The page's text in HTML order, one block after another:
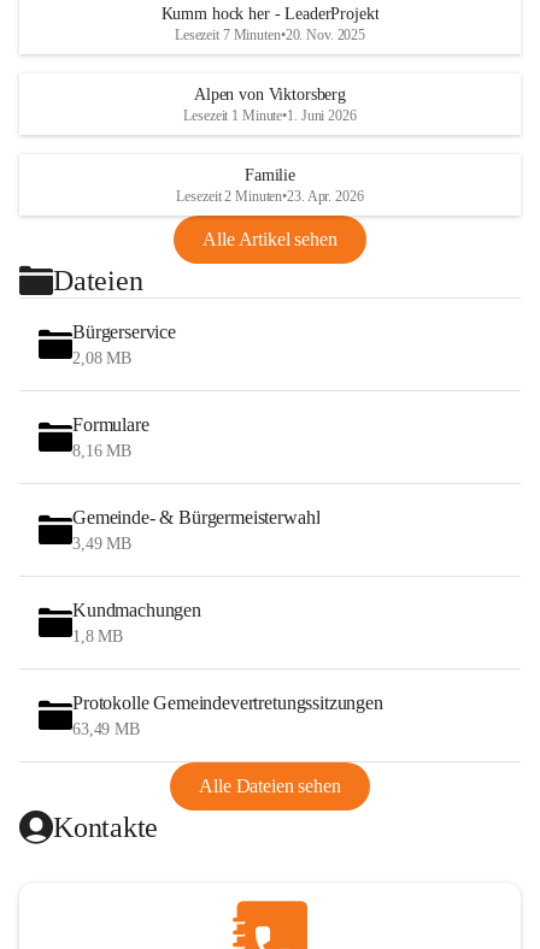
Kumm hock her - LeaderProjekt
Lesezeit 7 Minuten•20. Nov. 2025
Alpen von Viktorsberg
Lesezeit 1 Minute•1. Juni 2026
Familie
Lesezeit 2 Minuten•23. Apr. 2026
Alle Artikel sehen
Dateien
Bürgerservice
2,08 MB
Formulare
8,16 MB
Gemeinde- & Bürgermeisterwahl
3,49 MB
Kundmachungen
1,8 MB
Protokolle Gemeindevertretungssitzungen
63,49 MB
Alle Dateien sehen
Kontakte